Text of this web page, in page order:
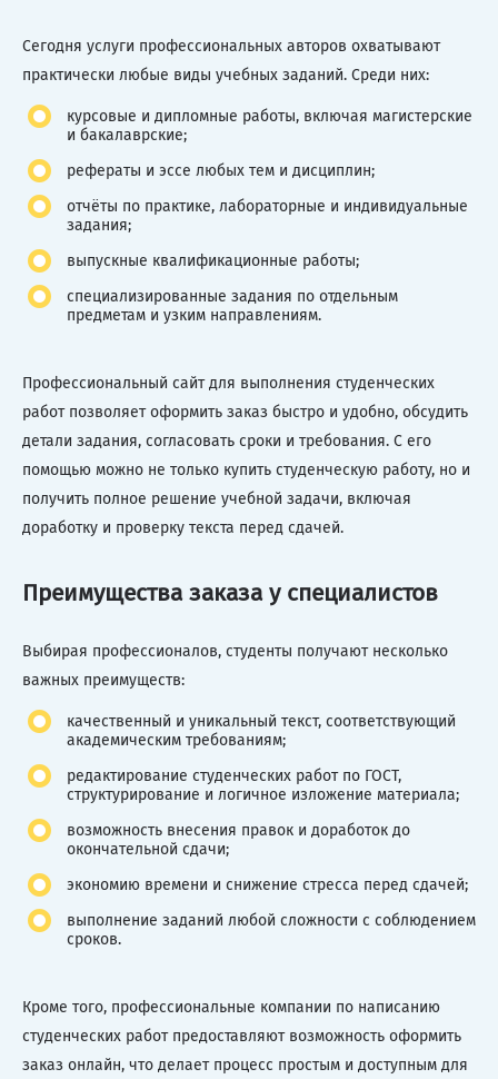
Сегодня услуги профессиональных авторов охватывают
практически любые виды учебных заданий. Среди них:
курсовые и дипломные работы, включая магистерские
и бакалаврские;
рефераты и эссе любых тем и дисциплин;
отчёты по практике, лабораторные и индивидуальные
задания;
выпускные квалификационные работы;
специализированные задания по отдельным
предметам и узким направлениям.
Профессиональный сайт для выполнения студенческих
работ позволяет оформить заказ быстро и удобно, обсудить
детали задания, согласовать сроки и требования. С его
помощью можно не только купить студенческую работу, но и
получить полное решение учебной задачи, включая
доработку и проверку текста перед сдачей.
Преимущества заказа у специалистов
Выбирая профессионалов, студенты получают несколько
важных преимуществ:
качественный и уникальный текст, соответствующий
академическим требованиям;
редактирование студенческих работ по ГОСТ,
структурирование и логичное изложение материала;
возможность внесения правок и доработок до
окончательной сдачи;
экономию времени и снижение стресса перед сдачей;
выполнение заданий любой сложности с соблюдением
сроков.
Кроме того, профессиональные компании по написанию
студенческих работ предоставляют возможность оформить
заказ онлайн, что делает процесс простым и доступным для